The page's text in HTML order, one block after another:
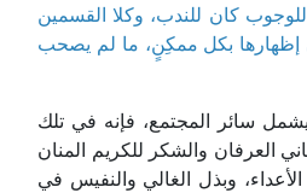
كان للندب، وكلا القسمين
إظهارها بكل ممكِنٍ، ما لم يصحب
سائر المجتمع، فإنه في تلك
العرفان والشكر للكريم المنان
وبذل الغالي والنفيس في